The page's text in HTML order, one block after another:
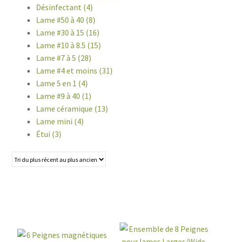
Désinfectant (4)
Lame #50 à 40 (8)
Lame #30 à 15 (16)
Lame #10 à 8.5 (15)
Lame #7 à 5 (28)
Lame #4 et moins (31)
Lame 5 en 1 (4)
Lame #9 à 40 (1)
Lame céramique (13)
Lame mini (4)
Étui (3)